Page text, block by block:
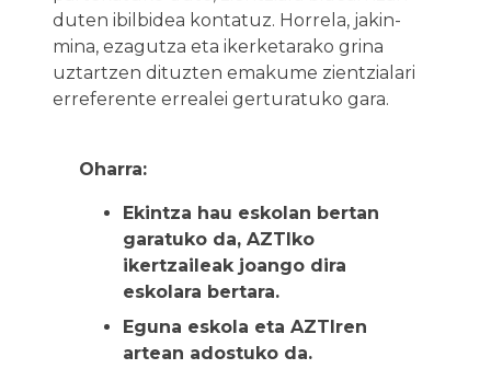
duten ibilbidea kontatuz. Horrela, jakin-
mina, ezagutza eta ikerketarako grina
uztartzen dituzten emakume zientzialari
erreferente errealei gerturatuko gara.
Oharra:
Ekintza hau eskolan bertan
garatuko da, AZTIko
ikertzaileak joango dira
eskolara bertara.
Eguna eskola eta AZTIren
artean adostuko da.